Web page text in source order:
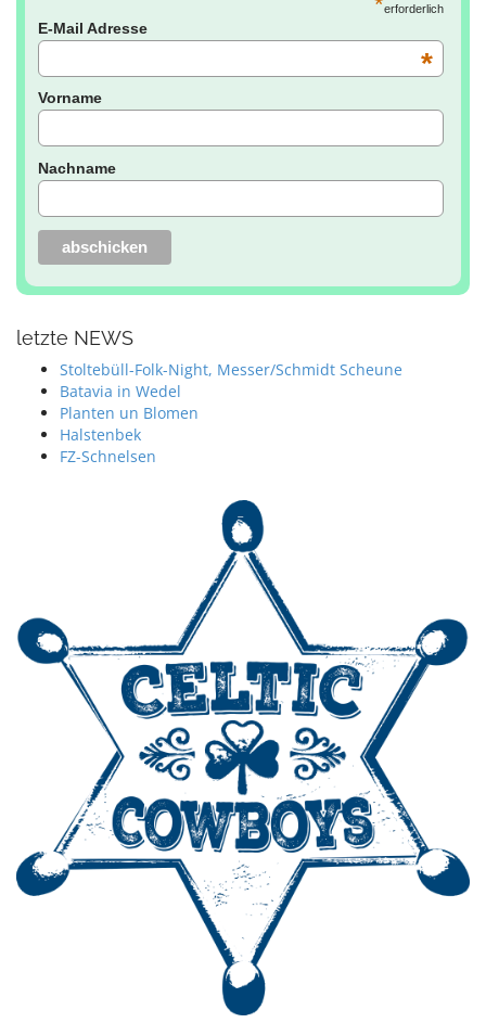
erforderlich
E-Mail Adresse
*
Vorname
Nachname
letzte NEWS
Stoltebüll-Folk-Night, Messer/Schmidt Scheune
Batavia in Wedel
Planten un Blomen
Halstenbek
FZ-Schnelsen